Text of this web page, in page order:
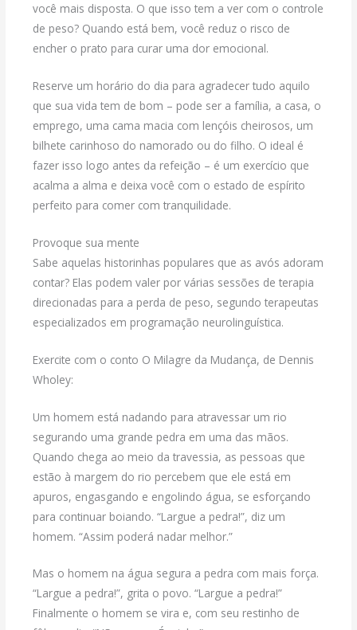
você mais disposta. O que isso tem a ver com o controle
de peso? Quando está bem, você reduz o risco de
encher o prato para curar uma dor emocional.
Reserve um horário do dia para agradecer tudo aquilo
que sua vida tem de bom – pode ser a família, a casa, o
emprego, uma cama macia com lençóis cheirosos, um
bilhete carinhoso do namorado ou do filho. O ideal é
fazer isso logo antes da refeição – é um exercício que
acalma a alma e deixa você com o estado de espírito
perfeito para comer com tranquilidade.
Provoque sua mente
Sabe aquelas historinhas populares que as avós adoram
contar? Elas podem valer por várias sessões de terapia
direcionadas para a perda de peso, segundo terapeutas
especializados em programação neurolinguística.
Exercite com o conto O Milagre da Mudança, de Dennis
Wholey:
Um homem está nadando para atravessar um rio
segurando uma grande pedra em uma das mãos.
Quando chega ao meio da travessia, as pessoas que
estão à margem do rio percebem que ele está em
apuros, engasgando e engolindo água, se esforçando
para continuar boiando. “Largue a pedra!”, diz um
homem. “Assim poderá nadar melhor.”
Mas o homem na água segura a pedra com mais força.
“Largue a pedra!”, grita o povo. “Largue a pedra!”
Finalmente o homem se vira e, com seu restinho de